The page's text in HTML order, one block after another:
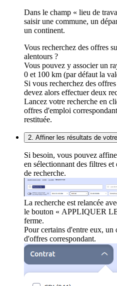
Dans le champ « lieu de
saisir une commune, un
un continent.
Vous recherchez des offres
alentours ?
Vous pouvez y associer un
0 et 100 km (par défaut la
Si vous recherchez des
devez alors effectuer deux
Lancez votre recherche en
offres d'emploi
restituée.
2. Affiner les résultats de
Si besoin, vous pouvez
en sélectionnant des filtres et
de recherche.
La recherche est relancée
le bouton « APPLIQUER
ferme.
Pour certains d'entre eux,
d'offres correspondant.